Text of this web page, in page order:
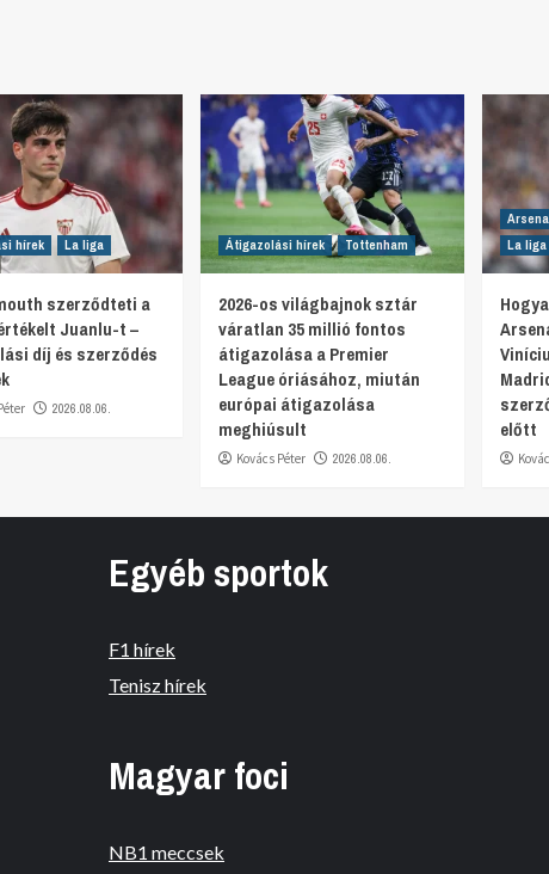
hírek La liga
szerződteti a
Juanlu-t –
díj és szerződés
2026.08.06.
Átigazolási hírek Tottenham
2026-os világbajnok sztár
váratlan 35 millió fontos
átigazolása a Premier
League óriásához, miután
európai átigazolása
meghiúsult
Kovács Péter 2026.08.06.
La liga
előtt
Egyéb sportok
F1 hírek
Tenisz hírek
Magyar foci
NB1 meccsek